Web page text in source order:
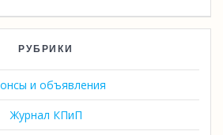
РУБРИКИ
и объявления
Журнал КПиП